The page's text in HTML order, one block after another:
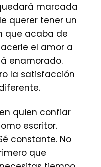
marcada
querer tener un
que acaba de
el amor a
enamorado.
la satisfacción
quien confiar
escritor.
constante. No
que